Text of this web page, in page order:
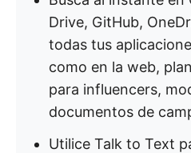
Drive, GitHub,
todas tus
como en la web,
para influencers,
documentos de
Utilice Talk to Text